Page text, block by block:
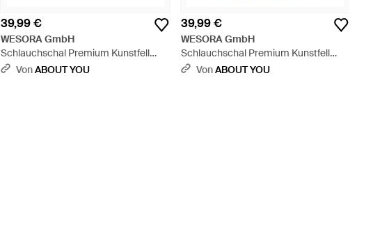
39,99 €
WESORA GmbH
Schlauchschal Premium Kunstfell
Neckwarmer - Weiß
VonABOUT YOU
39,99 €
WESORA GmbH
Schlauchschal Premium Kunstfell
Neckwarmer - Braun
VonABOUT YOU